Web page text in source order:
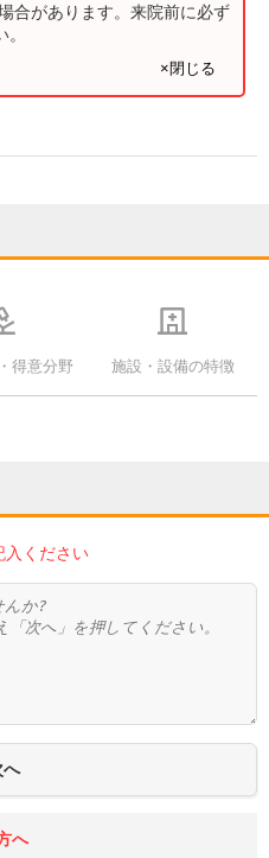
合があります。来院前に必ず
×閉じる
得意分野 施設・設備の特徴
ください
へ